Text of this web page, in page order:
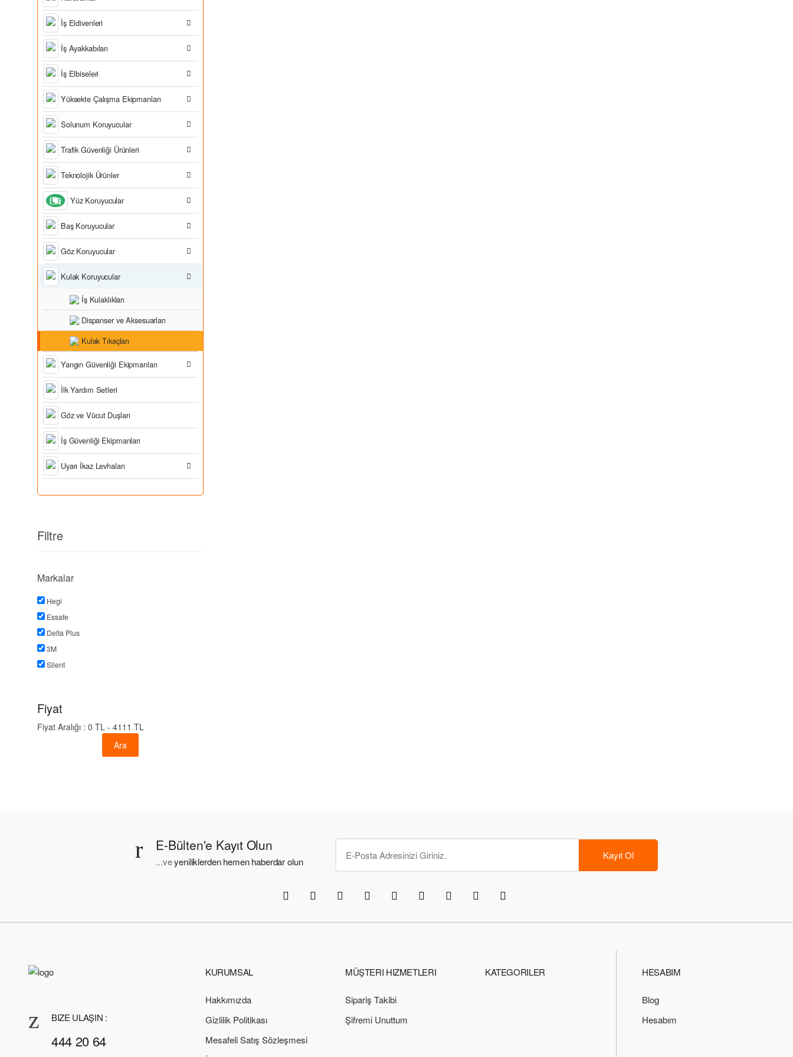
İş Eldivenleri
İş Ayakkabıları
İş Elbiseleri
Yüksekte Çalışma Ekipmanları
Solunum Koruyucular
Trafik Güvenliği Ürünleri
Teknolojik Ürünler
Yüz Koruyucular
Baş Koruyucular
Göz Koruyucular
Kulak Koruyucular
İş Kulaklıkları
Dispanser ve Aksesuarları
Kulak Tıkaçları
Yangın Güvenliği Ekipmanları
İlk Yardım Setleri
Göz ve Vücut Duşları
İş Güvenliği Ekipmanları
Uyarı İkaz Levhaları
Filtre
Markalar
Hegi
Essafe
Delta Plus
3M
Silent
Fiyat
Fiyat Aralığı : 0 TL - 4111 TL
Ara
E-Bülten'e Kayıt Olun
...veyeniliklerden hemen haberdar olun Kayıt Ol
BIZE ULAŞIN :
444 20 64
KURUMSAL
Hakkımızda
Gizlilik Politikası
Mesafeli Satış Sözleşmesi
MÜŞTERI HIZMETLERI
Sipariş Takibi
Şifremi Unuttum
KATEGORILER HESABIM
Blog
Hesabım